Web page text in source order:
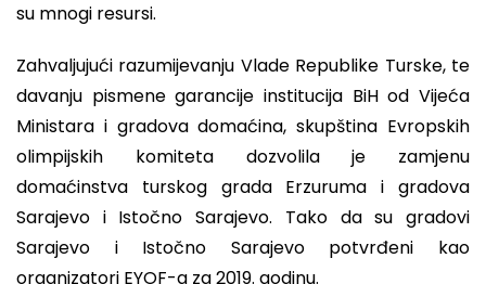
su mnogi resursi.
Zahvaljujući razumijevanju Vlade Republike Turske, te
davanju pismene garancije institucija BiH od Vijeća
Ministara i gradova domaćina, skupština Evropskih
olimpijskih komiteta dozvolila je zamjenu
domaćinstva turskog grada Erzuruma i gradova
Sarajevo i Istočno Sarajevo. Tako da su gradovi
Sarajevo i Istočno Sarajevo potvrđeni kao
organizatori EYOF-a za 2019. godinu.